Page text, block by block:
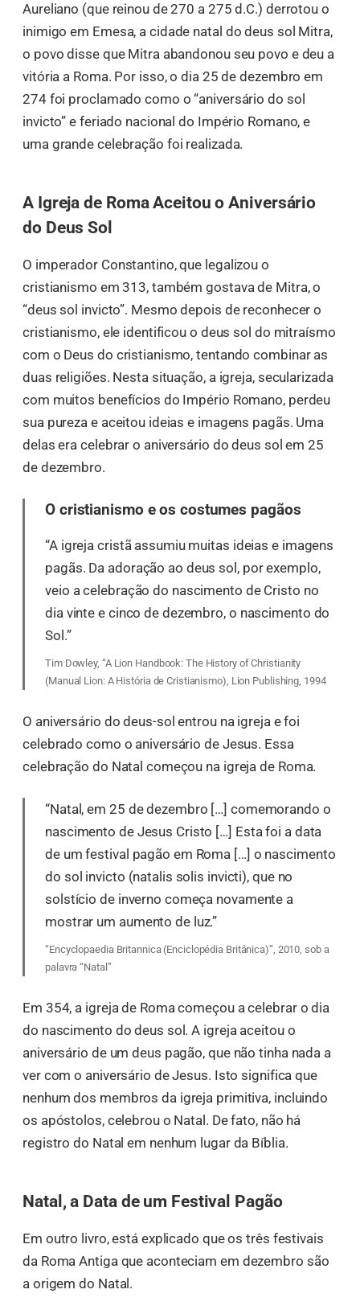
Aureliano (que reinou de 270 a 275 d.C.) derrotou o
inimigo em Emesa, a cidade natal do deus sol Mitra,
o povo disse que Mitra abandonou seu povo e deu a
vitória a Roma. Por isso, o dia 25 de dezembro em
274 foi proclamado como o “aniversário do sol
invicto” e feriado nacional do Império Romano, e
uma grande celebração foi realizada.
A Igreja de Roma Aceitou o Aniversário
do Deus Sol
O imperador Constantino, que legalizou o
cristianismo em 313, também gostava de Mitra, o
“deus sol invicto”. Mesmo depois de reconhecer o
cristianismo, ele identificou o deus sol do mitraísmo
com o Deus do cristianismo, tentando combinar as
duas religiões. Nesta situação, a igreja, secularizada
com muitos benefícios do Império Romano, perdeu
sua pureza e aceitou ideias e imagens pagãs. Uma
delas era celebrar o aniversário do deus sol em 25
de dezembro.
O cristianismo e os costumes pagãos
“A igreja cristã assumiu muitas ideias e imagens
pagãs. Da adoração ao deus sol, por exemplo,
veio a celebração do nascimento de Cristo no
dia vinte e cinco de dezembro, o nascimento do
Sol.”
Tim Dowley, “A Lion Handbook: The History of Christianity
(Manual Lion: A História de Cristianismo), Lion Publishing, 1994
O aniversário do deus-sol entrou na igreja e foi
celebrado como o aniversário de Jesus. Essa
celebração do Natal começou na igreja de Roma.
“Natal, em 25 de dezembro […] comemorando o
nascimento de Jesus Cristo […] Esta foi a data
de um festival pagão em Roma […] o nascimento
do sol invicto (natalis solis invicti), que no
solstício de inverno começa novamente a
mostrar um aumento de luz.”
“Encyclopaedia Britannica (Enciclopédia Britânica)”, 2010, sob a
palavra “Natal”
Em 354, a igreja de Roma começou a celebrar o dia
do nascimento do deus sol. A igreja aceitou o
aniversário de um deus pagão, que não tinha nada a
ver com o aniversário de Jesus. Isto significa que
nenhum dos membros da igreja primitiva, incluindo
os apóstolos, celebrou o Natal. De fato, não há
registro do Natal em nenhum lugar da Bíblia.
Natal, a Data de um Festival Pagão
Em outro livro, está explicado que os três festivais
da Roma Antiga que aconteciam em dezembro são
a origem do Natal.